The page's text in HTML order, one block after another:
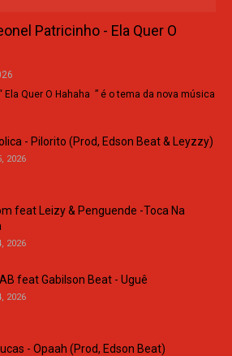
Patricinho - Ela Quer O
“ Ela Quer O Hahaha ” é o tema da nova música
- Pilorito (Prod, Edson Beat & Leyzzy)
2026
feat Leizy & Penguende -Toca Na
2026
feat Gabilson Beat - Uguê
2026
- Opaah (Prod, Edson Beat)